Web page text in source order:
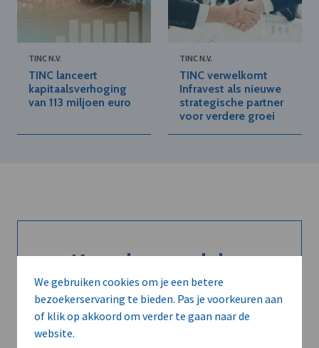
We gebruiken cookies om je een betere
bezoekerservaring te bieden. Pas je voorkeuren aan
of klik op akkoord om verder te gaan naar de
website.
TINC N.V.
TINC lanceert
kapitaalsverhoging
van 113 miljoen euro
TINC N.V.
TINC verwelkomt
Infravest als nieuwe
strategische partner
voor verdere groei
Kort de voordelen
van een
abonnement...